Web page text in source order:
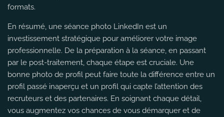
formats.
En résumé, une séance photo LinkedIn est un
investissement stratégique pour améliorer votre image
professionnelle. De la préparation à la séance, en passant
par le post-traitement, chaque étape est cruciale. Une
bonne photo de profil peut faire toute la différence entre un
profil passé inaperçu et un profil qui capte l’attention des
recruteurs et des partenaires. En soignant chaque détail,
vous augmentez vos chances de vous démarquer et de